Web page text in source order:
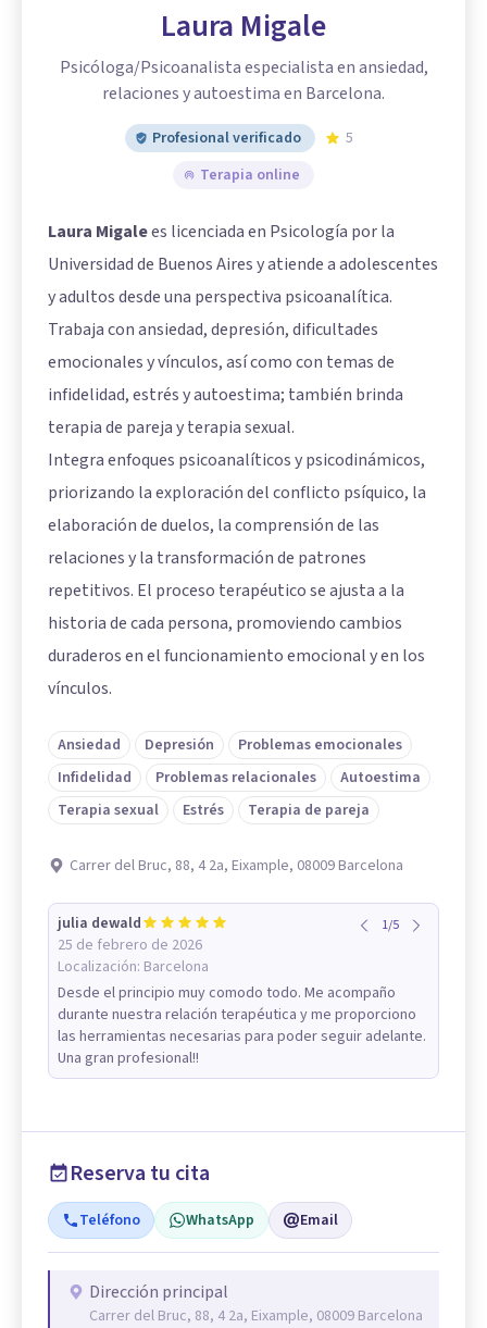
Laura Migale
Psicóloga/Psicoanalista especialista en ansiedad,
relaciones y autoestima en Barcelona.
Profesional verificado
5
Terapia online
Laura Migalees licenciada en Psicología por la
Universidad de Buenos Aires y atiende a adolescentes
y adultos desde una perspectiva psicoanalítica.
Trabaja con ansiedad, depresión, dificultades
emocionales y vínculos, así como con temas de
infidelidad, estrés y autoestima; también brinda
terapia de pareja y terapia sexual.
Integra enfoques psicoanalíticos y psicodinámicos,
priorizando la exploración del conflicto psíquico, la
elaboración de duelos, la comprensión de las
relaciones y la transformación de patrones
repetitivos. El proceso terapéutico se ajusta a la
historia de cada persona, promoviendo cambios
duraderos en el funcionamiento emocional y en los
vínculos.
Ansiedad Depresión
Problemas emocionales
Infidelidad
Problemas relacionales
Autoestima
Terapia sexual
Estrés Terapia de pareja
Carrer del Bruc, 88, 4 2a, Eixample, 08009 Barcelona
julia dewald
25 de febrero de 2026
Localización: Barcelona
1/5
Desde el principio muy comodo todo. Me acompaño
durante nuestra relación terapéutica y me proporciono
las herramientas necesarias para poder seguir adelante.
Una gran profesional!!
Reserva tu cita
Teléfono WhatsApp Email
Dirección principal
Carrer del Bruc, 88, 4 2a, Eixample, 08009 Barcelona